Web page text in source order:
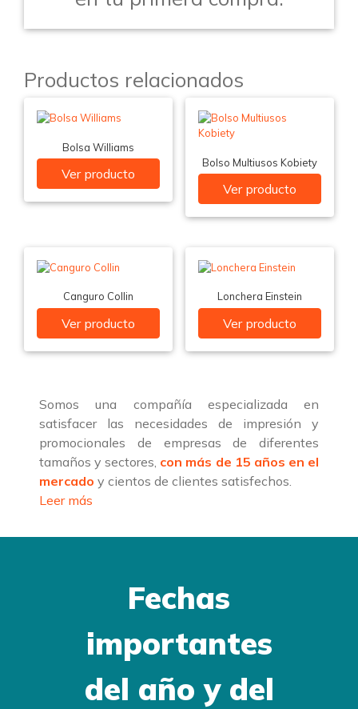
Productos relacionados
Bolsa Williams
Ver producto
Bolso Multiusos Kobiety
Ver producto
Canguro Collin
Ver producto
Lonchera Einstein
Ver producto
Somos una compañía especializada en
satisfacer las necesidades de impresión y
promocionales de empresas de diferentes
tamaños y sectores, con más de 15 años en el
mercado y cientos de clientes satisfechos.
Leer más
Fechas
importantes
del año y del